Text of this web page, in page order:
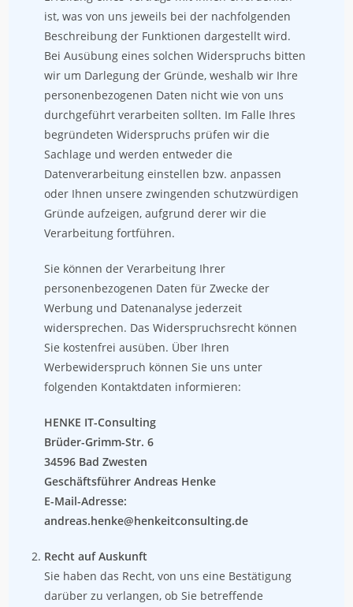
ist, was von uns jeweils bei der nachfolgenden
Beschreibung der Funktionen dargestellt wird.
Bei Ausübung eines solchen Widerspruchs bitten
wir um Darlegung der Gründe, weshalb wir Ihre
personenbezogenen Daten nicht wie von uns
durchgeführt verarbeiten sollten. Im Falle Ihres
begründeten Widerspruchs prüfen wir die
Sachlage und werden entweder die
Datenverarbeitung einstellen bzw. anpassen
oder Ihnen unsere zwingenden schutzwürdigen
Gründe aufzeigen, aufgrund derer wir die
Verarbeitung fortführen.
Sie können der Verarbeitung Ihrer
personenbezogenen Daten für Zwecke der
Werbung und Datenanalyse jederzeit
widersprechen. Das Widerspruchsrecht können
Sie kostenfrei ausüben. Über Ihren
Werbewiderspruch können Sie uns unter
folgenden Kontaktdaten informieren:
HENKE IT-Consulting
Brüder-Grimm-Str. 6
34596 Bad Zwesten
Geschäftsführer Andreas Henke
E-Mail-Adresse:
andreas.henke@henkeitconsulting.de
Recht auf Auskunft
Sie haben das Recht, von uns eine Bestätigung
darüber zu verlangen, ob Sie betreffende